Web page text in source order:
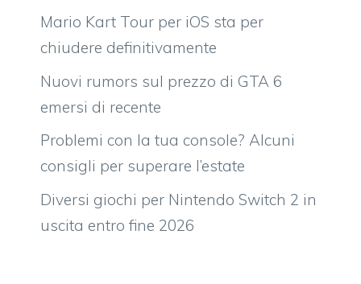
Mario Kart Tour per iOS sta per
chiudere definitivamente
Nuovi rumors sul prezzo di GTA 6
emersi di recente
Problemi con la tua console? Alcuni
consigli per superare l’estate
Diversi giochi per Nintendo Switch 2 in
uscita entro fine 2026